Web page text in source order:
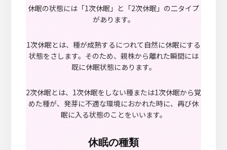
休眠の状態には「1次休眠」と「2次休眠」の二タイプ
があります。
1次休眠とは、種が成熟するにつれて自然に休眠にする
状態をさします。そのため、親株から離れた瞬間には
既に休眠状態にあります。
2次休眠とは、1次休眠をしない種または1次休眠から覚
めた種が、発芽に不適な環境におかれた時に、再び休
眠に入る状態のことをいいます。
休眠の種類